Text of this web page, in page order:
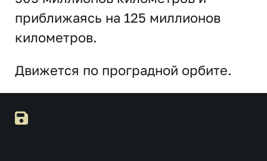
приближаясь на 125 миллионов
километров.
Движется по проградной орбите.